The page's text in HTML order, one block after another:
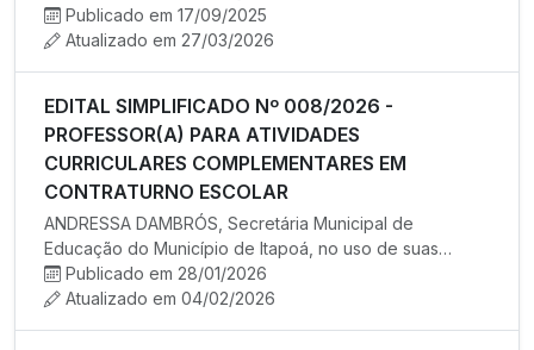
RESERVA PARA EVENTUAL CONTRATAÇÃO TEMPO…
Publicado em 17/09/2025
Atualizado em 27/03/2026
EDITAL SIMPLIFICADO Nº 008/2026 -
PROFESSOR(A) PARA ATIVIDADES
CURRICULARES COMPLEMENTARES EM
CONTRATURNO ESCOLAR
ANDRESSA DAMBRÓS, Secretária Municipal de
Educação do Município de Itapoá, no uso de suas
atribuições legais, torna públ…
Publicado em 28/01/2026
Atualizado em 04/02/2026